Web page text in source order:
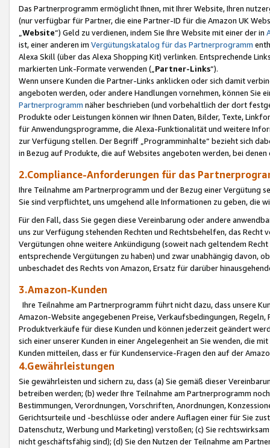
Das Partnerprogramm ermöglicht Ihnen, mit Ihrer Website, Ihren
(nur verfügbar für Partner, die eine Partner-ID für die Amazon UK
Website“) Geld zu verdienen, indem Sie Ihre Website mit einer der in
ist, einer anderen im Vergütungskatalog für das Partnerprogramm
Alexa Skill (über das Alexa Shopping Kit) verlinken. Entsprechende
markierten Link-Formate verwenden („ Partner-Links“).
Wenn unsere Kunden die Partner-Links anklicken oder sich damit
angeboten werden, oder andere Handlungen vornehmen, können Sie
Partnerprogramm näher beschrieben (und vorbehaltlich der dort
Produkte oder Leistungen können wir Ihnen Daten, Bilder, Texte,
für Anwendungsprogramme, die Alexa-Funktionalität und weitere
zur Verfügung stellen. Der Begriff „Programminhalte“ bezieht sich
in Bezug auf Produkte, die auf Websites angeboten werden, bei
2.Compliance-Anforderungen für das
Ihre Teilnahme am Partnerprogramm und der Bezug einer Vergütung
Sie sind verpflichtet, uns umgehend alle Informationen zu geben, die
Für den Fall, dass Sie gegen diese Vereinbarung oder andere
uns zur Verfügung stehenden Rechten und Rechtsbehelfen, das
Vergütungen ohne weitere Ankündigung (soweit nach geltendem
entsprechende Vergütungen zu haben) und zwar unabhängig davon,
unbeschadet des Rechts von Amazon, Ersatz für darüber
3.Amazon-Kunden
Ihre Teilnahme am Partnerprogramm führt nicht dazu, dass unsere
Amazon-Website angegebenen Preise, Verkaufsbedingungen,
Produktverkäufe für diese Kunden und können jederzeit geändert
sich einer unserer Kunden in einer Angelegenheit an Sie wenden, die
Kunden mitteilen, dass er für Kundenservice-Fragen den auf der
4.Gewährleistungen
Sie gewährleisten und sichern zu, dass (a) Sie gemäß dieser
betreiben werden; (b) weder Ihre Teilnahme am Partnerprogramm
Bestimmungen, Verordnungen, Vorschriften, Anordnungen,
Gerichtsurteile und -beschlüsse oder andere Auflagen einer für Sie
Datenschutz, Werbung und Marketing) verstoßen; (c) Sie
nicht geschäftsfähig sind); (d) Sie den Nutzen der Teilnahme am